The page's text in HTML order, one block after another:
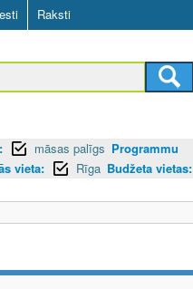
Raksti
māsas palīgs Programmu
vieta: Rīga Budžeta vietas: